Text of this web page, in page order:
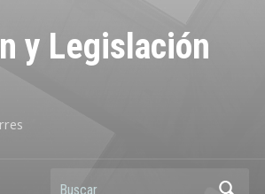
y Legislación
Buscar